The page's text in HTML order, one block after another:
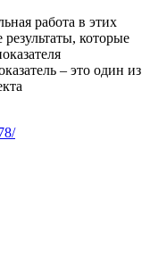
работа в этих
которые
– это один из